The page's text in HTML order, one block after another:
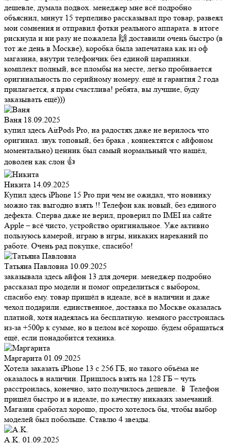
дешевле, думала подвох. менеджер мне всё подробно
объяснил, минут 15 терпеливо рассказывал про товар, развеял
мои сомнения и отправил фотки реального аппарата. в итоге
рискнула и ни разу не пожалела 🙌 доставили очень быстро (в
тот же день в Москве), коробка была запечатана как из оф
магазина, внутри телефончик без единой царапинки.
комплект полный, все пломбы на месте, легко пробивается
оригинальность по серийному номеру. ещё и гарантия 2 года
прилагается, я прям счастлива! ребята, вы лучшие, буду
заказывать ещё)))
Ваня 18.09.2025
купил здесь AirPods Pro, на радостях даже не верилось что
оригинал. звук топовый, без брака , коннектятся с айфоном
моментально) ценник был самый нормальный что нашёл,
доволен как слон 👍
Никита 14.09.2025
Купил здесь iPhone 15 Pro при чем не ожидал, что новинку
можно так выгодно взять !! Телефон как новый, без единого
дефекта. Сперва даже не верил, проверил по IMEI на сайте
Apple – всё чисто, устройство оригинальное. Уже активно
пользуюсь камерой, играю в игры, никаких нареканий по
работе. Очень рад покупке, спасибо!
Татьяна Павловна 10.09.2025
заказывала здесь айфон 13 для дочери. менеджер подробно
рассказал про модели и помог определиться с выбором,
спасибо ему. товар пришёл в идеале, всё в наличии и даже
чехол подарили. единственное, доставка по Москве оказалась
платной, хотя надеялась на бесплатную. немного расстроилась
из-за +500р к сумме, но в целом всё хорошо. будем обращаться
ещё, если понадобится техника.
Маргарита 01.09.2025
Хотела заказать iPhone 13 с 256 ГБ, но такого объёма не
оказалось в наличии. Пришлось взять на 128 ГБ – чуть
расстроилась, конечно, зато получилось дешевле. 📱 Телефон
пришёл быстро и в идеале, по качеству никаких замечаний.
Магазин сработал хорошо, просто хотелось бы, чтобы выбор
моделей был побольше. Ставлю 4 звезды.
A.K. 01.09.2025